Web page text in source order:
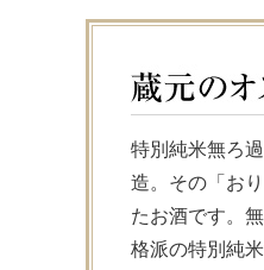
特別純米無ろ
造。その「お
たお酒です。
格派の特別純